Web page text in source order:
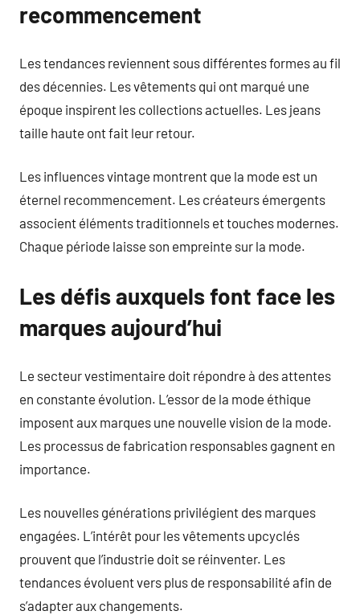
recommencement
Les tendances reviennent sous différentes formes au fil
des décennies. Les vêtements qui ont marqué une
époque inspirent les collections actuelles. Les jeans
taille haute ont fait leur retour.
Les influences vintage montrent que la mode est un
éternel recommencement. Les créateurs émergents
associent éléments traditionnels et touches modernes.
Chaque période laisse son empreinte sur la mode.
Les défis auxquels font face les
marques aujourd’hui
Le secteur vestimentaire doit répondre à des attentes
en constante évolution. L’essor de la mode éthique
imposent aux marques une nouvelle vision de la mode.
Les processus de fabrication responsables gagnent en
importance.
Les nouvelles générations privilégient des marques
engagées. L’intérêt pour les vêtements upcyclés
prouvent que l’industrie doit se réinventer. Les
tendances évoluent vers plus de responsabilité afin de
s’adapter aux changements.